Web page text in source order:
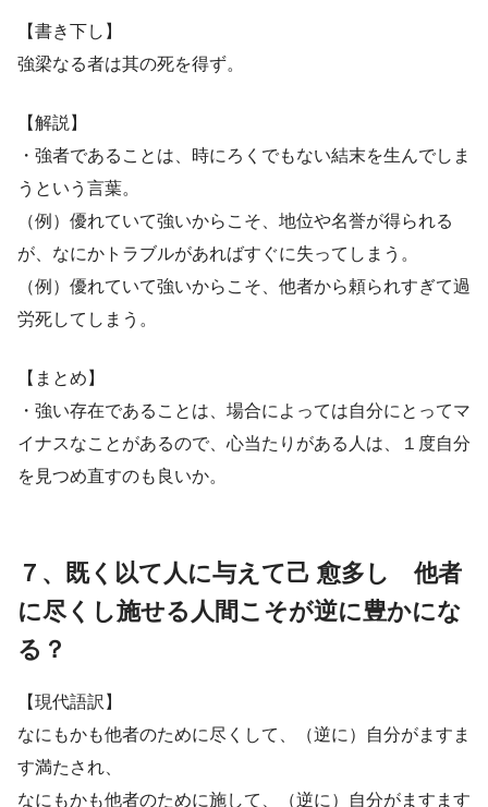
【書き下し】
強梁なる者は其の死を得ず。
【解説】
・強者であることは、時にろくでもない結末を生んでしま
うという言葉。
（例）優れていて強いからこそ、地位や名誉が得られる
が、なにかトラブルがあればすぐに失ってしまう。
（例）優れていて強いからこそ、他者から頼られすぎて過
労死してしまう。
【まとめ】
・強い存在であることは、場合によっては自分にとってマ
イナスなことがあるので、心当たりがある人は、１度自分
を見つめ直すのも良いか。
７、既く以て人に与えて己 愈多し 他者
に尽くし施せる人間こそが逆に豊かにな
る？
【現代語訳】
なにもかも他者のために尽くして、（逆に）自分がますま
す満たされ、
なにもかも他者のために施して、（逆に）自分がますます